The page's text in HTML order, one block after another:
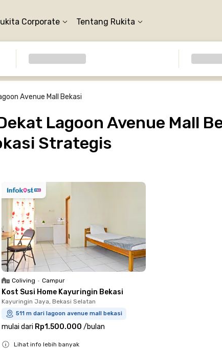
Corporate Tentang Rukita
Avenue Mall Bekasi
Lagoon Avenue Mall
Strategis
Coliving • Campur
Kost Susi Home Kayuringin Bekasi
Kayuringin Jaya, Bekasi Selatan
511 m dari lagoon avenue mall bekasi
mulai dari Rp1.500.000 /bulan
Lihat info lebih banyak